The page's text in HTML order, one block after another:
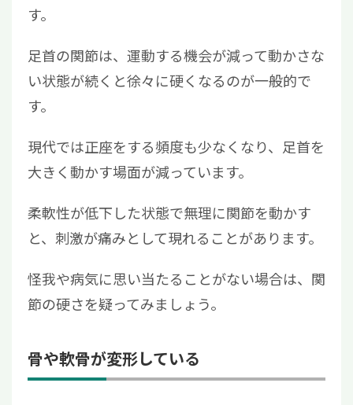
す。
足首の関節は、運動する機会が減って動かさな
い状態が続くと徐々に硬くなるのが一般的で
す。
現代では正座をする頻度も少なくなり、足首を
大きく動かす場面が減っています。
柔軟性が低下した状態で無理に関節を動かす
と、刺激が痛みとして現れることがあります。
怪我や病気に思い当たることがない場合は、関
節の硬さを疑ってみましょう。
骨や軟骨が変形している